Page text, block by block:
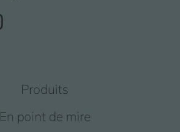
Produits
En point de mire